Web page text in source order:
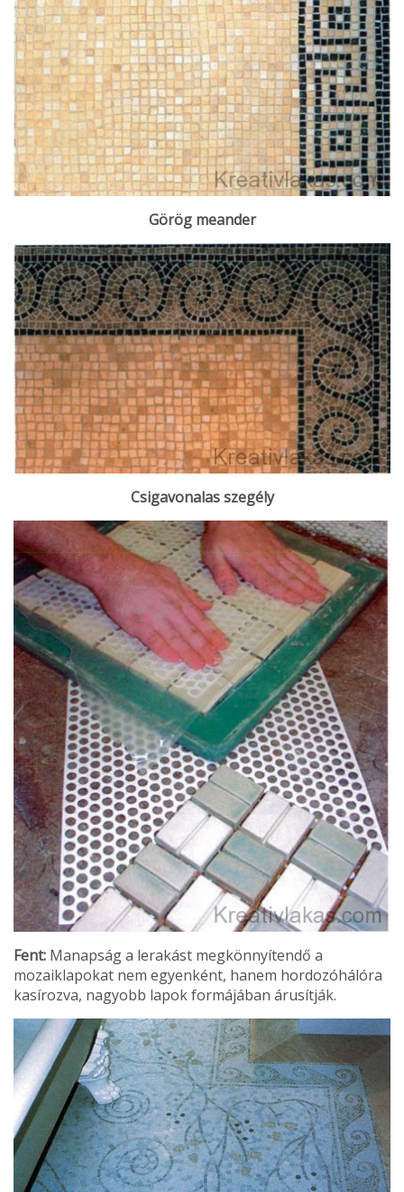
Görög meander
Csigavonalas szegély
Fent: Manapság a lerakást megkönnyítendő a
mozaikla­pokat nem egyenként, hanem hordozóhálóra
kasírozva, na­gyobb lapok formájában áru­sítják.